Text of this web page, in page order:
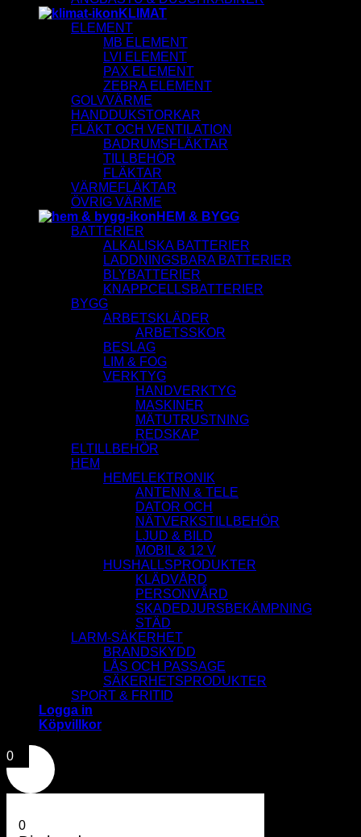
KLIMAT
ELEMENT
MB ELEMENT
LVI ELEMENT
PAX ELEMENT
ZEBRA ELEMENT
GOLVVÄRME
HANDDUKSTORKAR
FLÄKT OCH VENTILATION
BADRUMSFLÄKTAR
TILLBEHÖR
FLÄKTAR
VÄRMEFLÄKTAR
ÖVRIG VÄRME
HEM & BYGG
BATTERIER
ALKALISKA BATTERIER
LADDNINGSBARA BATTERIER
BLYBATTERIER
KNAPPCELLSBATTERIER
BYGG
ARBETSKLÄDER
ARBETSSKOR
BESLAG
LIM & FOG
VERKTYG
HANDVERKTYG
MASKINER
MÄTUTRUSTNING
REDSKAP
ELTILLBEHÖR
HEM
HEMELEKTRONIK
ANTENN & TELE
DATOR OCH
NÄTVERKSTILLBEHÖR
LJUD & BILD
MOBIL & 12 V
HUSHALLSPRODUKTER
KLÄDVÅRD
PERSONVÅRD
SKADEDJURSBEKÄMPNING
STÄD
LARM-SÄKERHET
BRANDSKYDD
LÅS OCH PASSAGE
SÄKERHETSPRODUKTER
SPORT & FRITID
Logga in
Köpvillkor
0
0